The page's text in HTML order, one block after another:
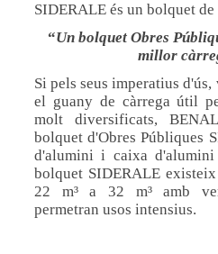
SIDERALE és un bolquet
Un bolquet Obres
millor
Si pels seus imperatius
el guany de càrrega útil
molt diversificats,
bolquet d'Obres Públiques
d'alumini i caixa
bolquet SIDERALE
22 m³ a 32 m³ amb
permetran usos intensius.